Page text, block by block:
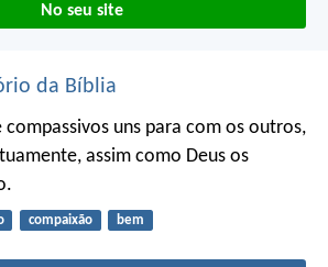
No seu site
da Bíblia
compassivos uns para com os outros,
assim como Deus os
compaixão bem